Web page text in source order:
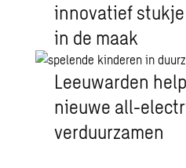
innovatief
in de maak
Leeuwarden
nieuwe all-
verduurzamen